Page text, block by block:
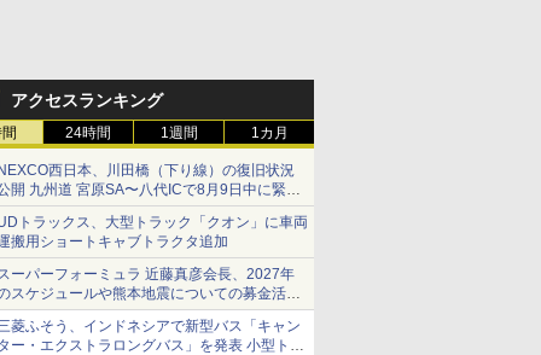
アクセスランキング
24時間 1週間 1カ月
NEXCO西日本、川田橋（下り線）の復旧状況
開 九州道 宮原SA〜八代ICで8月9日中に緊急
両を通行可能に
トラックス、大型トラック「クオン」に車両
搬用ショートキャブトラクタ追加
ーパーフォーミュラ 近藤真彦会長、2027年
スケジュールや熊本地震についての募金活動
紹介
菱ふそう、インドネシアで新型バス「キャン
ー・エクストラロングバス」を発表 小型トラ